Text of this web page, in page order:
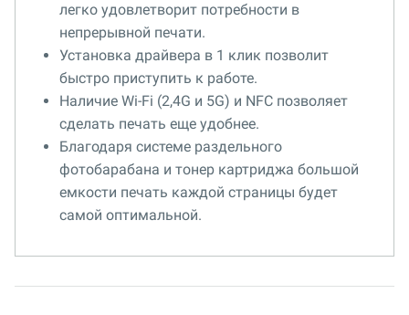
легко удовлетворит потребности в
непрерывной печати.
Установка драйвера в 1 клик позволит
быстро приступить к работе.
Наличие Wi-Fi (2,4G и 5G) и NFC позволяет
сделать печать еще удобнее.
Благодаря системе раздельного
фотобарабана и тонер картриджа большой
емкости печать каждой страницы будет
самой оптимальной.